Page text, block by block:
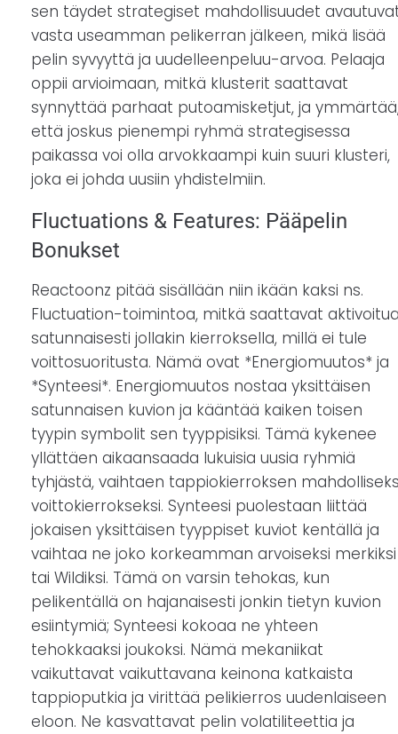
sen täydet strategiset mahdollisuudet
vasta useamman pelikerran jälkeen, mikä lisää
pelin syvyyttä ja uudelleenpeluu-arvoa. Pelaaja
oppii arvioimaan, mitkä klusterit saattavat
synnyttää parhaat putoamisketjut, ja
että joskus pienempi ryhmä strategisessa
paikassa voi olla arvokkaampi kuin suuri klusteri,
joka ei johda uusiin yhdistelmiin.
Fluctuations & Features: Pääpelin
Bonukset
Reactoonz pitää sisällään niin ikään kaksi ns.
Fluctuation-toimintoa, mitkä saattavat
satunnaisesti jollakin kierroksella, millä ei tule
voittosuoritusta. Nämä ovat *Energiomuutos* ja
*Synteesi*. Energiomuutos nostaa yksittäisen
satunnaisen kuvion ja kääntää kaiken toisen
tyypin symbolit sen tyyppisiksi. Tämä kykenee
yllättäen aikaansaada lukuisia uusia ryhmiä
tyhjästä, vaihtaen tappiokierroksen
voittokierrokseksi. Synteesi puolestaan liittää
jokaisen yksittäisen tyyppiset kuviot kentällä ja
vaihtaa ne joko korkeamman arvoiseksi merkiksi
tai Wildiksi. Tämä on varsin tehokas, kun
pelikentällä on hajanaisesti jonkin tietyn kuvion
esiintymiä; Synteesi kokoaa ne yhteen
tehokkaaksi joukoksi. Nämä mekaniikat
vaikuttavat vaikuttavana keinona katkaista
tappioputkia ja virittää pelikierros uudenlaiseen
eloon. Ne kasvattavat pelin volatiliteettia ja